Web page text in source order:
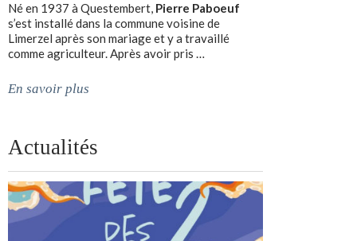
Né en 1937 à Questembert, Pierre Paboeuf
s’est installé dans la commune voisine de
Limerzel après son mariage et y a travaillé
comme agriculteur. Après avoir pris …
En savoir plus
Actualités